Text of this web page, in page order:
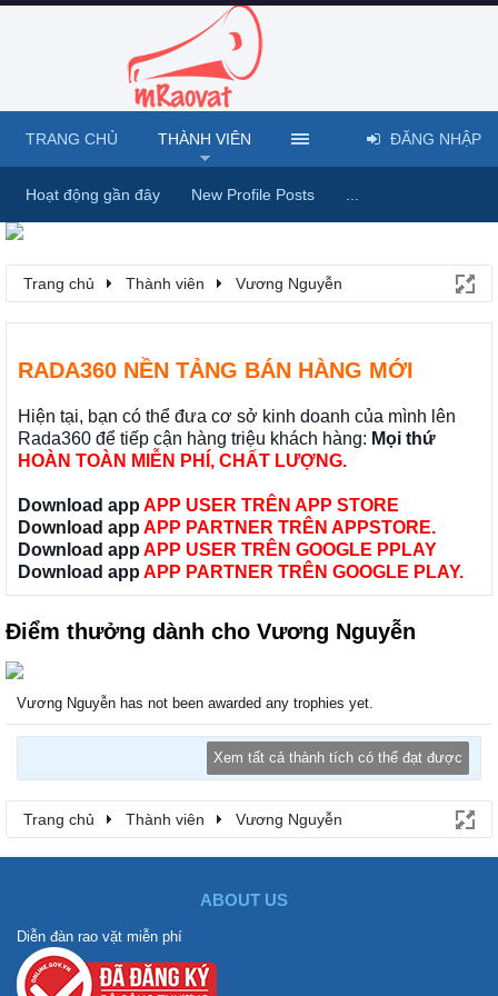
Trang chủ Thành viên Vương Nguyễn
RADA360 NỀN TẢNG BÁN HÀNG MỚI
Hiện tại, bạn có thể đưa cơ sở kinh doanh của mình lên
Rada360 để tiếp cận hàng triệu khách hàng: Mọi thứ
HOÀN TOÀN MIỄN PHÍ, CHẤT LƯỢNG.
Download app APP USER TRÊN APP STORE
Download app APP PARTNER TRÊN APPSTORE.
Download app APP USER TRÊN GOOGLE PPLAY
Download app APP PARTNER TRÊN GOOGLE PLAY.
Điểm thưởng dành cho Vương Nguyễn
Vương Nguyễn has not been awarded any trophies yet.
Xem tất cả thành tích có thể đạt được
Trang chủ Thành viên Vương Nguyễn
TRANG CHỦ THÀNH VIÊN
Hoạt động gần đây New Profile Posts
ĐĂNG NHẬP
ABOUT US
Diễn đàn rao vặt miễn phí